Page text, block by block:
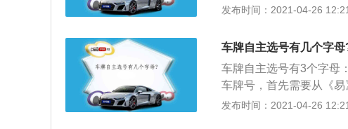
是会有限制，选号有时
子，没有次数限制（人
咨询那里的工作人员，
发布时间：2021-04-26
车牌自主选号有几个字母
车牌自主选号有3个字母
车牌号，首先需要从《
选规则具体分为二类：
发布时间：2021-04-26